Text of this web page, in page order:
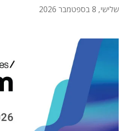
שלישי, 8 בספטמבר 2026